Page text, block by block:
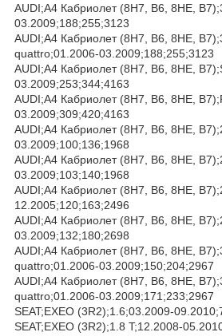
AUDI;A4 Кабриолет (8H7, B6, 8HE,
03.2009;188;255;3123
AUDI;A4 Кабриолет (8H7, B6, 8HE,
quattro;01.2006-03.2009;188;255;3123
AUDI;A4 Кабриолет (8H7, B6, 8HE,
03.2009;253;344;4163
AUDI;A4 Кабриолет (8H7, B6, 8HE,
03.2009;309;420;4163
AUDI;A4 Кабриолет (8H7, B6, 8HE,
03.2009;100;136;1968
AUDI;A4 Кабриолет (8H7, B6, 8HE,
03.2009;103;140;1968
AUDI;A4 Кабриолет (8H7, B6, 8HE,
12.2005;120;163;2496
AUDI;A4 Кабриолет (8H7, B6, 8HE,
03.2009;132;180;2698
AUDI;A4 Кабриолет (8H7, B6, 8HE,
quattro;01.2006-03.2009;150;204;2967
AUDI;A4 Кабриолет (8H7, B6, 8HE,
quattro;01.2006-03.2009;171;233;2967
SEAT;EXEO (3R2);1.6;03.2009-
SEAT;EXEO (3R2);1.8 T;12.2008-